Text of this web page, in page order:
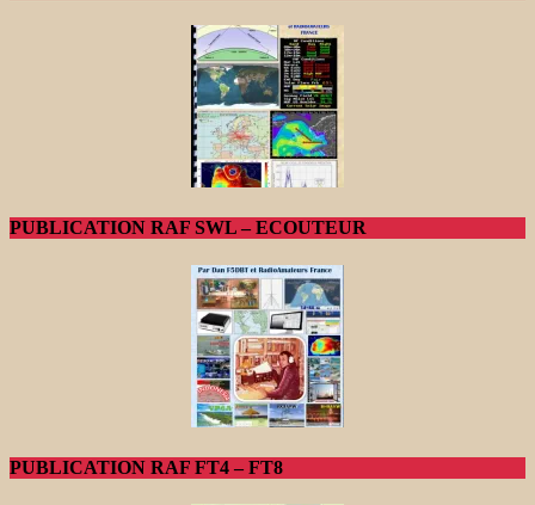
PUBLICATION RAF SWL – ECOUTEUR
PUBLICATION RAF FT4 – FT8